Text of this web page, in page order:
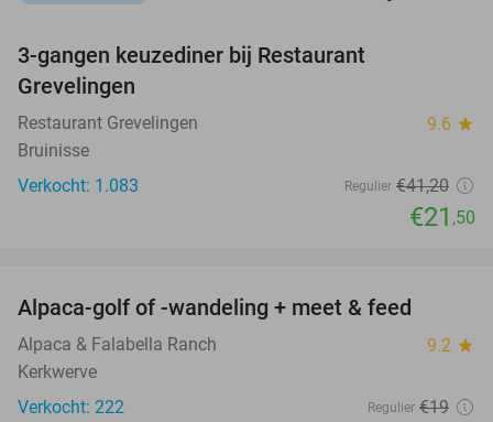
3-gangen keuzediner bij Restaurant
Grevelingen
Restaurant Grevelingen 9.6 star
Bruinisse
Verkocht: 1.083
Regulier €41,20
€21 ,50
Alpaca-golf of -wandeling + meet & feed
Alpaca & Falabella Ranch 9.2 star
Kerkwerve
Verkocht: 222
Regulier €19